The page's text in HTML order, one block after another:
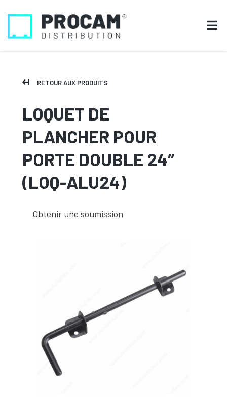
RETOUR AUX PRODUITS
LOQUET DE
PLANCHER POUR
PORTE DOUBLE 24″
(LOQ-ALU24)
Obtenir une soumission